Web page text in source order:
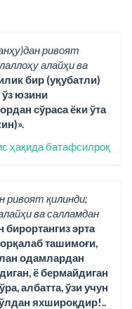
ривоят
алайҳи ва
бир (уқубатли)
юзини
сўраса ёки ўта
ҳақида батафсилроқ
ривоят қилинди;
ва салламдан
бирортангиз эрта
ташимоғи,
одамлардан
ё бермайдиган
албатта, ўзи учун
яхшироқдир!..